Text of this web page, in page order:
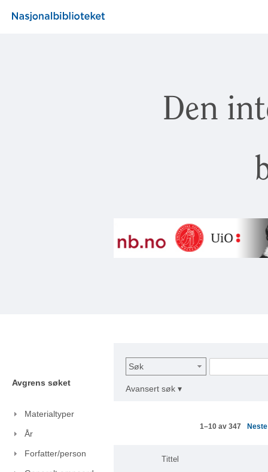
Den
Avgrens søket
Materialtyper
År
Forfatter/person
Søk
Avansert søk ▾
1–10 av 347
Tittel